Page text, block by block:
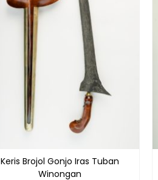
Keris Brojol Gonjo Iras Tuban
Winongan